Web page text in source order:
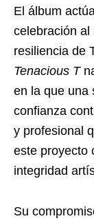
El álbum
celebración al
resiliencia de
Tenacious T
en la que una
confianza
y profesional
este proyecto
integridad
Su